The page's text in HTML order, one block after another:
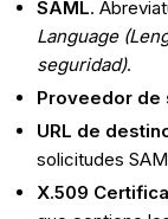
SAML.
Language
seguridad).
Proveedor de
URL de
solicitudes
X.509